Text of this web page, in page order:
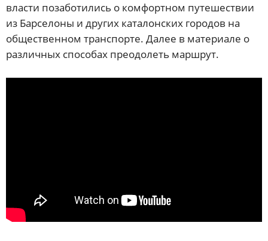
власти позаботились о комфортном путешествии
из Барселоны и других каталонских городов на
общественном транспорте. Далее в материале о
различных способах преодолеть маршрут.